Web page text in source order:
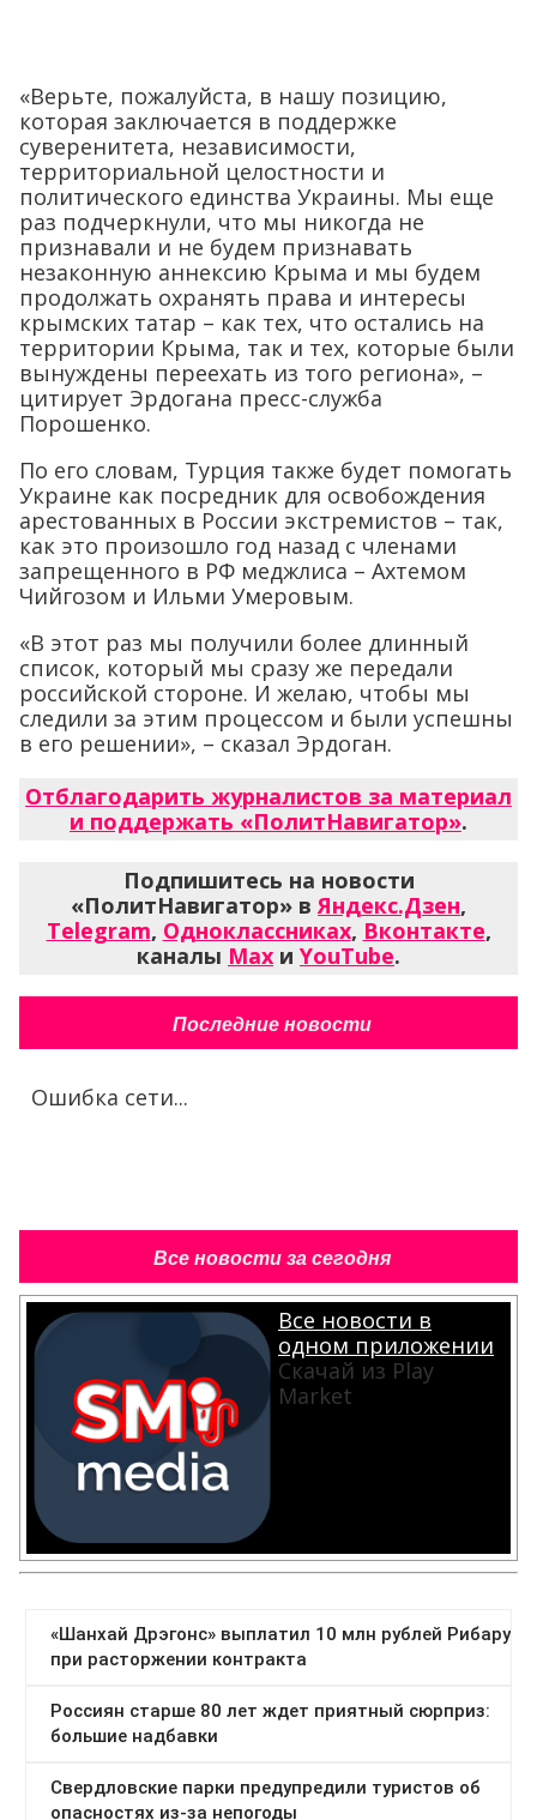
«Верьте, пожалуйста, в нашу позицию,
которая заключается в поддержке
суверенитета, независимости,
территориальной целостности и
политического единства Украины. Мы еще
раз подчеркнули, что мы никогда не
признавали и не будем признавать
незаконную аннексию Крыма и мы будем
продолжать охранять права и интересы
крымских татар – как тех, что остались на
территории Крыма, так и тех, которые были
вынуждены переехать из того региона», –
цитирует Эрдогана пресс-служба
Порошенко.
По его словам, Турция также будет помогать
Украине как посредник для освобождения
арестованных в России экстремистов – так,
как это произошло год назад с членами
запрещенного в РФ меджлиса – Ахтемом
Чийгозом и Ильми Умеровым.
«В этот раз мы получили более длинный
список, который мы сразу же передали
российской стороне. И желаю, чтобы мы
следили за этим процессом и были успешны
в его решении», – сказал Эрдоган.
Отблагодарить журналистов за материал
и поддержать «ПолитНавигатор».
Подпишитесь на новости
«ПолитНавигатор» вЯндекс.Дзен,
Telegram, Одноклассниках, Вконтакте,
каналы Max и YouTube.
Последние новости
Ошибка сети...
Все новости за сегодня
Все новости в
одном приложении
Скачай из Play
Market